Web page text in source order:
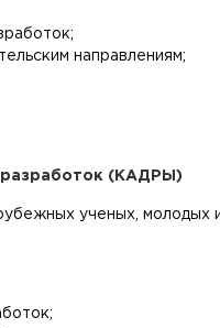
направлениям;
разработок (КАДРЫ)
ученых, молодых